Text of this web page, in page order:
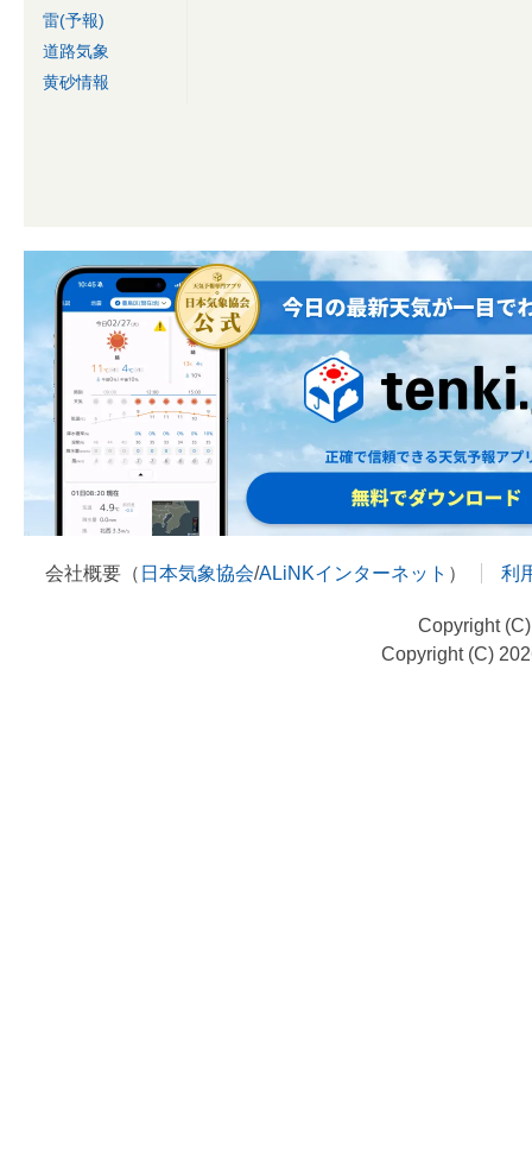
雷(予報)
道路気象
黄砂情報
会社概要（ 日本気象協会/ALiNKインターネット ） 利
Copyright
Copyright (C)